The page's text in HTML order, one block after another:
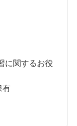
に関するお役
有